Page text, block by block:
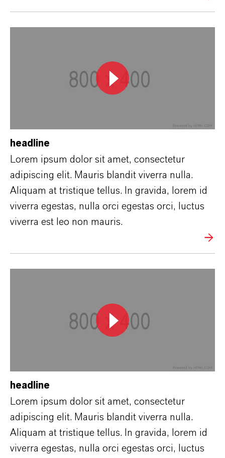
headline
Lorem ipsum dolor sit amet, consectetur
adipiscing elit. Mauris blandit viverra nulla.
Aliquam at tristique tellus. In gravida, lorem id
viverra egestas, nulla orci egestas orci, luctus
viverra est leo non mauris.
headline
Lorem ipsum dolor sit amet, consectetur
adipiscing elit. Mauris blandit viverra nulla.
Aliquam at tristique tellus. In gravida, lorem id
viverra egestas, nulla orci egestas orci, luctus